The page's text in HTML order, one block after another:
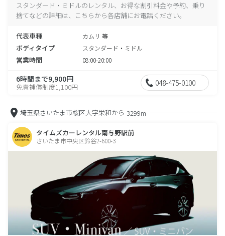
スタンダード・ミドルのレンタル、お得な割引料金や予約、乗り
捨てなどの詳細は、こちらから各店舗にお電話ください。
代表車種 カムリ 等
ボディタイプ スタンダード・ミドル
営業時間 08:00-20:00
6時間まで9,900円
免責補償制度1,100円 048-475-0100
埼玉県さいたま市桜区大字栄和から 3299m
タイムズカーレンタル南与野駅前
さいたま市中央区鈴谷2-600-3